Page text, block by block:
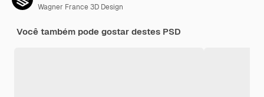
Wagner France 3D Design
Você também pode gostar destes PSD